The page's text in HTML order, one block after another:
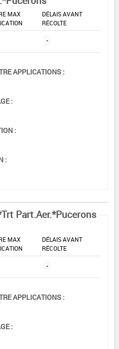
MAX
DÉLAIS AVANT
RÉCOLTE
-
APPLICATIONS :
:
:
:
Part.Aer.*Pucerons
MAX
DÉLAIS AVANT
RÉCOLTE
-
APPLICATIONS :
: